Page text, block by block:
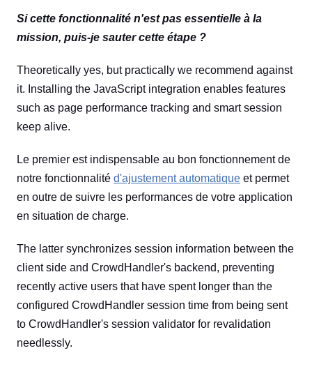
Si cette fonctionnalité n'est pas essentielle à la
mission, puis-je sauter cette étape ?
Theoretically yes, but practically we recommend against
it. Installing the JavaScript integration enables features
such as page performance tracking and smart session
keep alive.
Le premier est indispensable au bon fonctionnement de
notre fonctionnalité d'ajustement automatique et permet
en outre de suivre les performances de votre application
en situation de charge.
The latter synchronizes session information between the
client side and CrowdHandler's backend, preventing
recently active users that have spent longer than the
configured CrowdHandler session time from being sent
to CrowdHandler's session validator for revalidation
needlessly.